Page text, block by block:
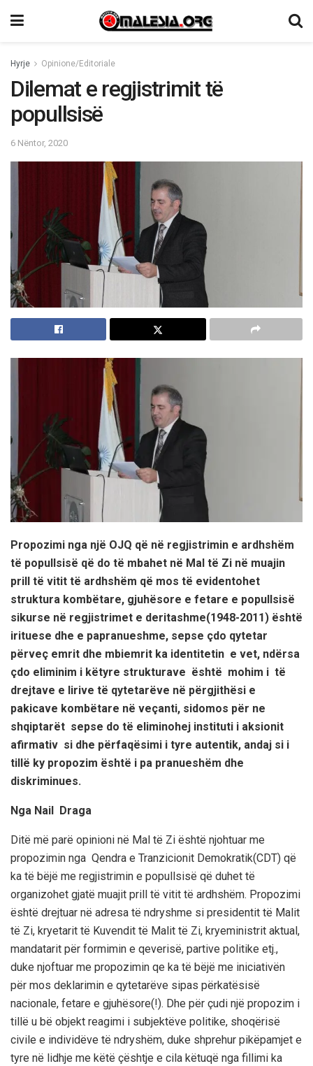
Hyrje Opinione/Editoriale
Dilemat e regjistrimit të
popullsisë
6 Nëntor, 2020
Propozimi nga një OJQ që në regjistrimin e ardhshëm
të popullsisë që do të mbahet në Mal të Zi në muajin
prill të vitit të ardhshëm që mos të evidentohet
struktura kombëtare, gjuhësore e fetare e popullsisë
sikurse në regjistrimet e deritashme(1948-2011) është
irituese dhe e papranueshme, sepse çdo qytetar
përveç emrit dhe mbiemrit ka identitetin e vet, ndërsa
çdo eliminim i këtyre strukturave është mohim i të
drejtave e lirive të qytetarëve në përgjithësi e
pakicave kombëtare në veçanti, sidomos për ne
shqiptarët sepse do të eliminohej instituti i aksionit
afirmativ si dhe përfaqësimi i tyre autentik, andaj si i
tillë ky propozim është i pa pranueshëm dhe
diskriminues.
Nga Nail Draga
Ditë më parë opinioni në Mal të Zi është njohtuar me
propozimin nga Qendra e Tranzicionit Demokratik(CDT) që
ka të bëjë me regjistrimin e popullsisë që duhet të
organizohet gjatë muajit prill të vitit të ardhshëm. Propozimi
është drejtuar në adresa të ndryshme si presidentit të Malit
të Zi, kryetarit të Kuvendit të Malit të Zi, kryeministrit aktual,
mandatarit për formimin e qeverisë, partive politike etj.,
duke njoftuar me propozimin qe ka të bëjë me iniciativën
për mos deklarimin e qytetarëve sipas përkatësisë
nacionale, fetare e gjuhësore(!). Dhe për çudi një propozim i
tillë u bë objekt reagimi i subjektëve politike, shoqërisë
civile e individëve të ndryshëm, duke shprehur pikëpamjet e
tyre në lidhje me këtë çështje e cila këtuqë nga fillimi ka